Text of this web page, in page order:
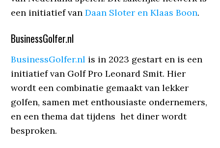
een initiatief vanDaan Sloter en Klaas Boon.
BusinessGolfer.nl
BusinessGolfer.nl is in 2023 gestart en is een
initiatief van Golf Pro Leonard Smit. Hier
wordt een combinatie gemaakt van lekker
golfen, samen met enthousiaste ondernemers,
en een thema dat tijdens het diner wordt
besproken.